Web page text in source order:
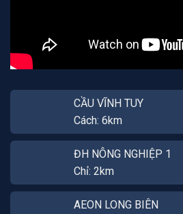
CẦU VĨNH TUY
Cách: 6km
ĐH NÔNG NGHIỆP 1
Chỉ: 2km
AEON LONG BIÊN